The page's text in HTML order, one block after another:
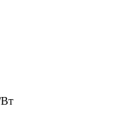
Вт